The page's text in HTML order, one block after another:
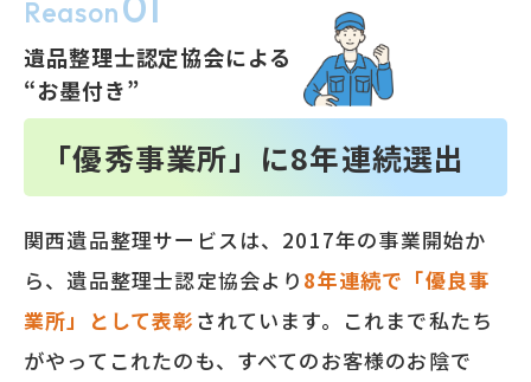
Reason
遺品整理士認定協会による
“お墨付き”
「優秀事業所」に8年連続選出
関西遺品整理サービスは、2017年の事業開始か
ら、遺品整理士認定協会より 8年連続で「優良事
業所」として表彰 されています。これまで私たち
がやってこれたのも、すべてのお客様のお陰で